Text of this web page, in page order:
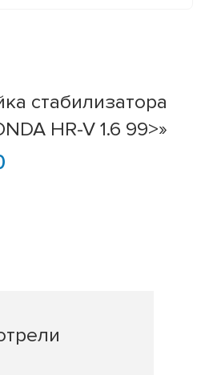
стабилизатора
HR-V 1.6 99>»